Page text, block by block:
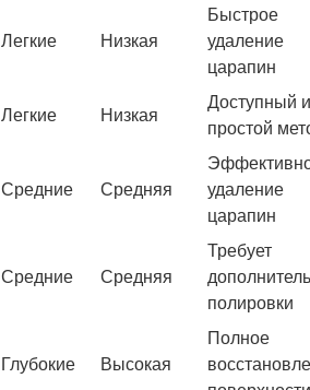
Легкие Низкая
Быстрое
удаление
царапин
Легкие Низкая
Доступный и
простой
Средние Средняя
удаление
царапин
Средние Средняя
Требует
полировки
Глубокие Высокая
Полное